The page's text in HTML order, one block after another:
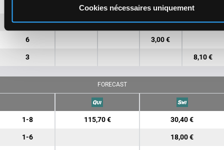
Cookies nécessaires uniquement
13,10 € 4,50 €
8 11,10 € 3,80 €
6 3,00 €
3 8,10 €
FORECAST
1-8 115,70 € 30,40 €
1-6 18,00 €